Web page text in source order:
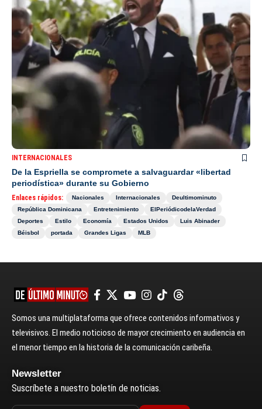
INTERNACIONALES
De la Espriella se compromete a salvaguardar «libertad
periodística» durante su Gobierno
Enlaces rápidos: Nacionales Internacionales
Deultimominuto
República Dominicana
Entretenimiento
ElPeriódicodelaVerdad
Deportes
Estilo Economía Estados Unidos
Luis Abinader
Béisbol
portada Grandes Ligas MLB
Somos una multiplataforma que ofrece contenidos informativos y
televisivos. El medio noticioso de mayor crecimiento en audiencia en
el menor tiempo en la historia de la comunicación caribeña.
Newsletter
Suscríbete a nuestro boletín de noticias.